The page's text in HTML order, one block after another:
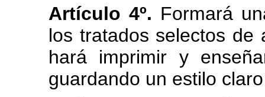
Artículo 4º. Formará
los tratados selectos de
hará imprimir y
guardando un estilo